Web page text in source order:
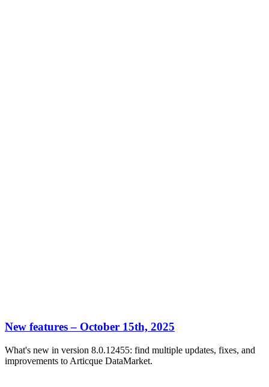
New features – October 15th, 2025
What's new in version 8.0.12455: find multiple updates, fixes, and
improvements to Articque DataMarket.